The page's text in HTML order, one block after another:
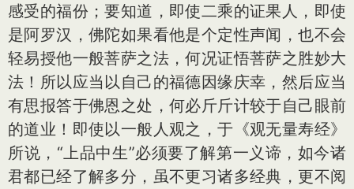
感受的福份；要知道，即使二乘的证果人，即使
是阿罗汉，佛陀如果看他是个定性声闻，也不会
轻易授他一般菩萨之法，何况证悟菩萨之胜妙大
法！所以应当以自己的福德因缘庆幸，然后应当
有思报答于佛恩之处，何必斤斤计较于自己眼前
的道业！即使以一般人观之，于《观无量寿经》
所说，“上品中生”必须要了解第一义谛，如今诸
君都已经了解多分，虽不更习诸多经典，更不阅